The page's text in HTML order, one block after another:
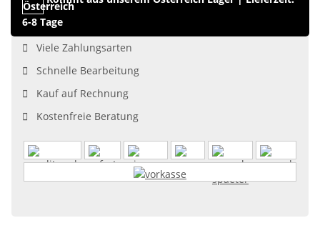
6-8 Tage
Viele Zahlungsarten
Schnelle Bearbeitung
Kauf auf Rechnung
Kostenfreie Beratung